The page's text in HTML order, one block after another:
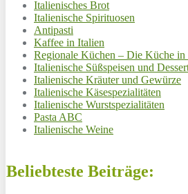
Italienisches Brot
Italienische Spirituosen
Antipasti
Kaffee in Italien
Regionale Küchen – Die Küche in
Italienische Süßspeisen und
Italienische Kräuter und Gewürze
Italienische Käsespezialitäten
Italienische Wurstspezialitäten
Pasta ABC
Italienische Weine
Beliebteste Beiträge: